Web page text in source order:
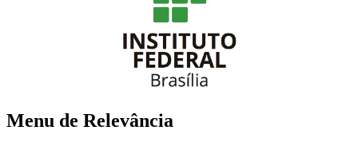
Menu de Relevância